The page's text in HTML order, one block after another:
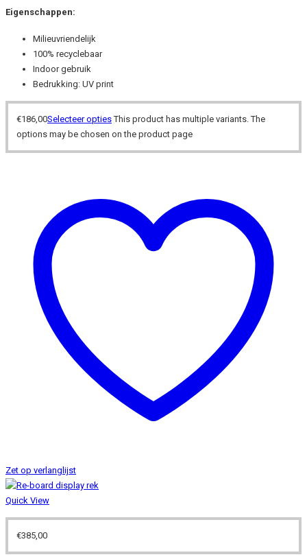
Eigenschappen:
Milieuvriendelijk
100% recyclebaar
Indoor gebruik
Bedrukking: UV print
€186,00Selecteer opties This product has multiple variants. The
options may be chosen on the product page
Zet op verlanglijst
Quick View
€385,00